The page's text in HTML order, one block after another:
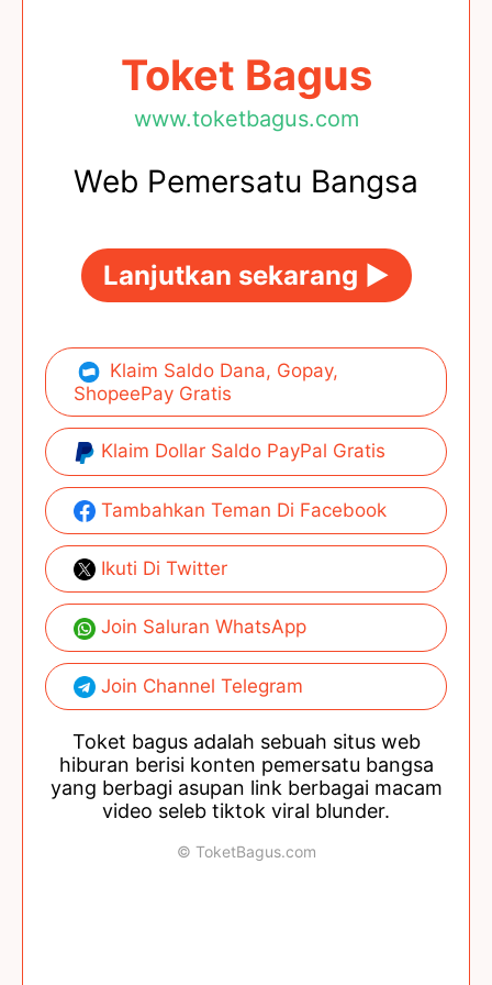
Toket Bagus
www.toketbagus.com
Web Pemersatu Bangsa
Lanjutkan sekarang ►
Klaim Saldo Dana, Gopay,
ShopeePay Gratis
Klaim Dollar Saldo PayPal Gratis
Tambahkan Teman Di Facebook
Ikuti Di Twitter
Join Saluran WhatsApp
Join Channel Telegram
Toket bagus adalah sebuah situs web
hiburan berisi konten pemersatu bangsa
yang berbagi asupan link berbagai macam
video seleb tiktok viral blunder.
© ToketBagus.com